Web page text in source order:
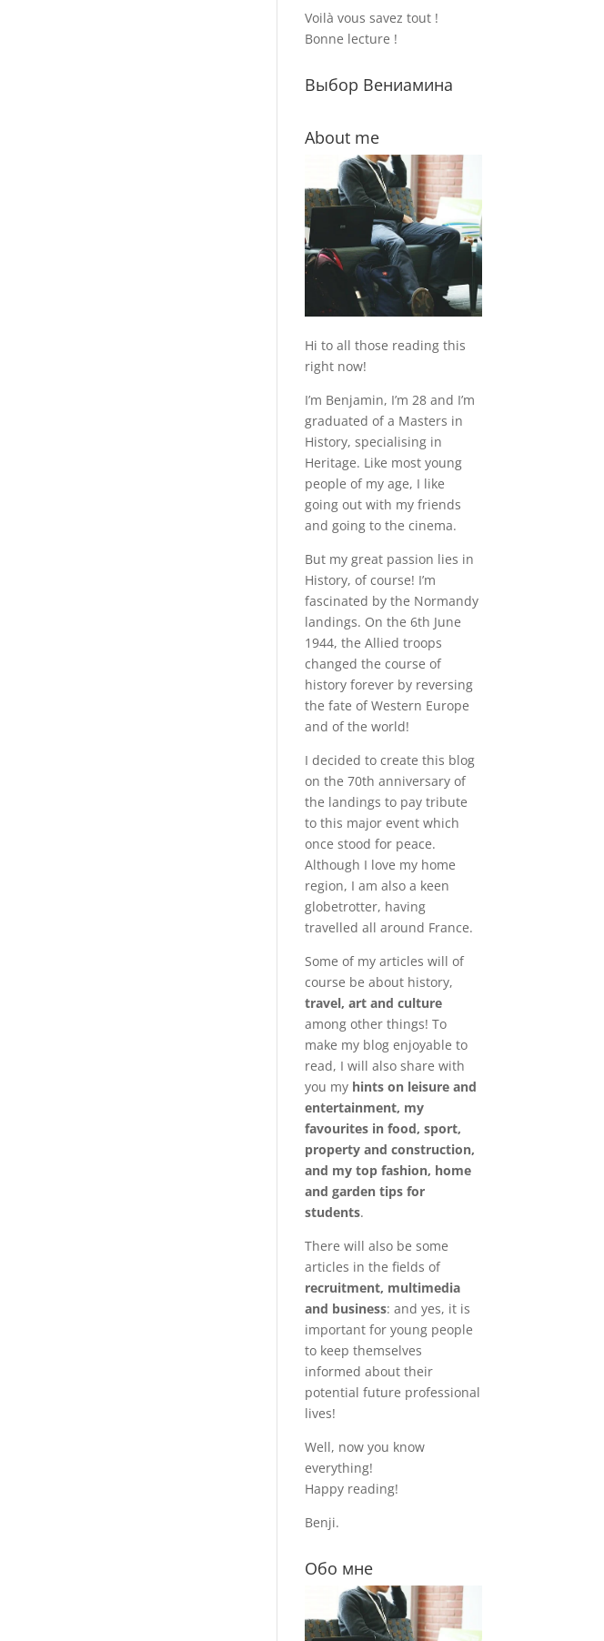
Voilà vous savez tout !
Bonne lecture !
Выбор Вениамина
About me
Hi to all those reading this
right now!
I’m Benjamin, I’m 28 and I’m
graduated of a Masters in
History, specialising in
Heritage. Like most young
people of my age, I like
going out with my friends
and going to the cinema.
But my great passion lies in
History, of course! I’m
fascinated by the Normandy
landings. On the 6th June
1944, the Allied troops
changed the course of
history forever by reversing
the fate of Western Europe
and of the world!
I decided to create this blog
on the 70th anniversary of
the landings to pay tribute
to this major event which
once stood for peace.
Although I love my home
region, I am also a keen
globetrotter, having
travelled all around France.
Some of my articles will of
course be about history,
travel, art and culture
among other things! To
make my blog enjoyable to
read, I will also share with
you my hints on leisure and
entertainment, my
favourites in food, sport,
property and construction,
and my top fashion, home
and garden tips for
students.
There will also be some
articles in the fields of
recruitment, multimedia
and business: and yes, it is
important for young people
to keep themselves
informed about their
potential future professional
lives!
Well, now you know
everything!
Happy reading!
Benji.
Обо мне